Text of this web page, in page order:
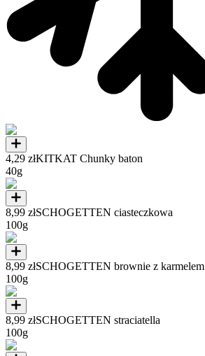
4,29 złKITKAT Chunky baton
40g
8,99 złSCHOGETTEN ciasteczkowa
100g
8,99 złSCHOGETTEN brownie z karmelem
100g
8,99 złSCHOGETTEN straciatella
100g